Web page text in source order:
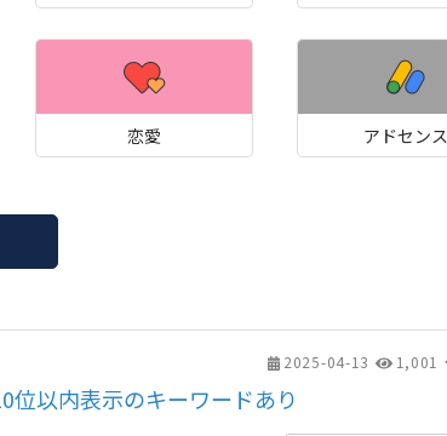
恋愛 アドセンス
2025-04-13 1,001
位以内表示のキーワードあり